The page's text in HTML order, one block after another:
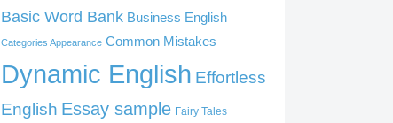
Basic Word Bank Business English
Categories Appearance Common Mistakes
Dynamic English Effortless
English Essay sample Fairy Tales